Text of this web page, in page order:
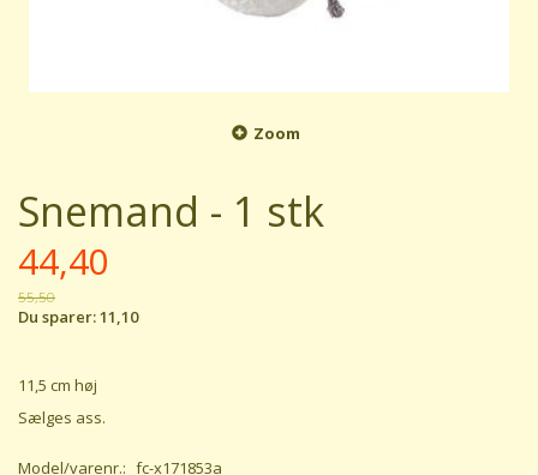
Zoom
Snemand - 1 stk
44,40
55,50
Du sparer:11,10
11,5 cm høj
Sælges ass.
Model/varenr.: fc-x171853a